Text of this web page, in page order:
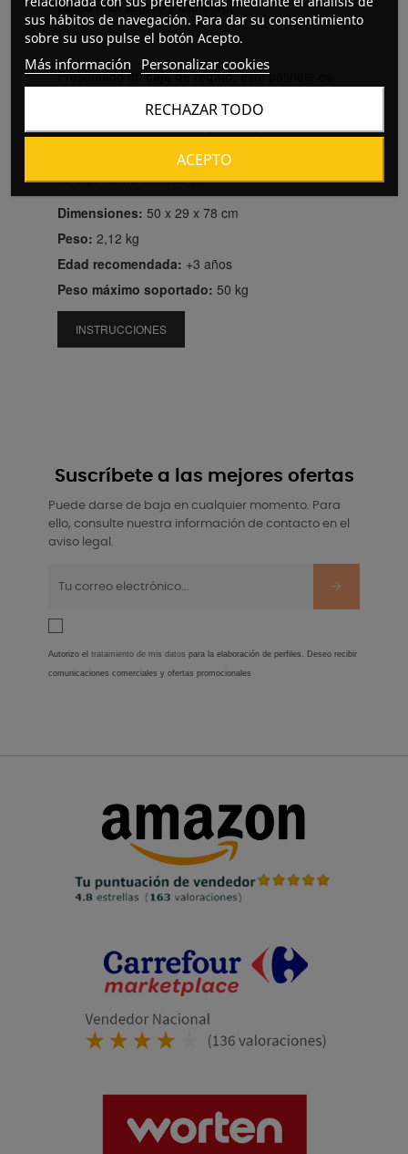
paseo más seguro y llamativo.
Presentado encaja de regalo, este patinete es
una excelente elección para desarrollar el
equilibrio, la coordinación y la independencia de
los más pequeños, promoviendo el juego al aire
libre de forma saludable.
Dimensiones: 50 x 29 x 78 cm
Peso: 2,12 kg
Edad recomendada: +3 años
Peso máximo soportado: 50 kg
INSTRUCCIONES
Suscríbete a las mejores ofertas
Puede darse de baja en cualquier momento. Para
ello, consulte nuestra información de contacto en el
aviso legal.
Autorizo el tratamiento de mis datos para la elaboración de perfiles. Deseo recibir
comunicaciones comerciales y ofertas promocionales
sus hábitos de navegación. Para dar su consentimiento
sobre su uso pulse el botón Acepto.
Más información Personalizar cookies
RECHAZAR TODO
ACEPTO